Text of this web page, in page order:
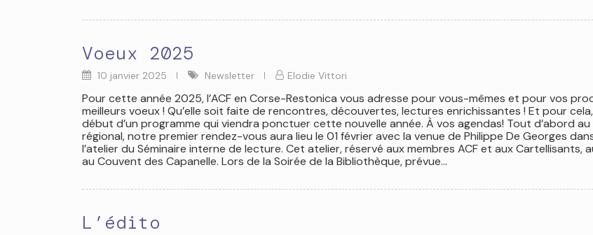
Voeux 2025
10 janvier 2025 Newsletter Elodie Vittori
Pour cette année 2025, l’ACF en Corse-Restonica vous adresse pour vous-mêmes et pour vos
meilleurs voeux ! Qu’elle soit faite de rencontres, découvertes, lectures enrichissantes ! Et pour
début d’un programme qui viendra ponctuer cette nouvelle année. À vos agendas! Tout d’abord au
régional, notre premier rendez-vous aura lieu le 01 février avec la venue de Philippe De Georges
l’atelier du Séminaire interne de lecture. Cet atelier, réservé aux membres ACF et aux Cartellisants,
au Couvent des Capanelle. Lors de la Soirée de la Bibliothèque, prévue…
L’édito